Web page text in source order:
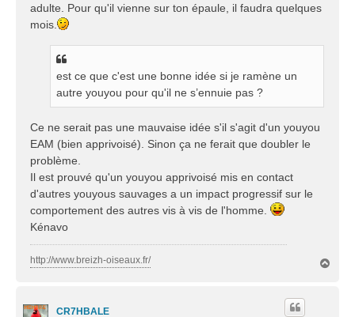
adulte. Pour qu'il vienne sur ton épaule, il faudra quelques
mois.
est ce que c'est une bonne idée si je ramène un
autre youyou pour qu'il ne s’ennuie pas ?
Ce ne serait pas une mauvaise idée s'il s'agit d'un youyou
EAM (bien apprivoisé). Sinon ça ne ferait que doubler le
problème.
Il est prouvé qu'un youyou apprivoisé mis en contact
d'autres youyous sauvages a un impact progressif sur le
comportement des autres vis à vis de l'homme.
Kénavo
http://www.breizh-oiseaux.fr/
CR7HBALE